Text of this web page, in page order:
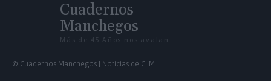
Cuadernos
Manchegos
Más de 45 Años nos avalan
© Cuadernos Manchegos | Noticias de CLM